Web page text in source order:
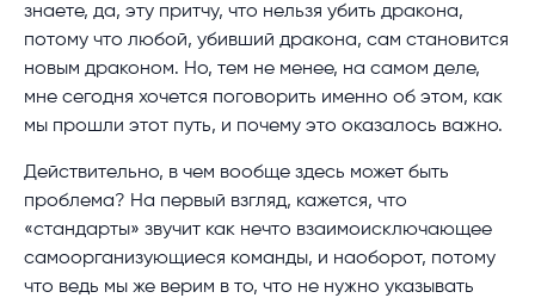
знаете, да, эту притчу, что нельзя убить дракона,
потому что любой, убивший дракона, сам становится
новым драконом. Но, тем не менее, на самом деле,
мне сегодня хочется поговорить именно об этом, как
мы прошли этот путь, и почему это оказалось важно.
Действительно, в чем вообще здесь может быть
проблема? На первый взгляд, кажется, что
«стандарты» звучит как нечто взаимоисключающее
самоорганизующиеся команды, и наоборот, потому
что ведь мы же верим в то, что не нужно указывать